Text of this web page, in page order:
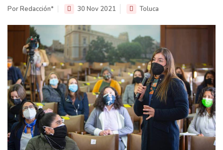
Por Redacción* 30 Nov 2021 Toluca